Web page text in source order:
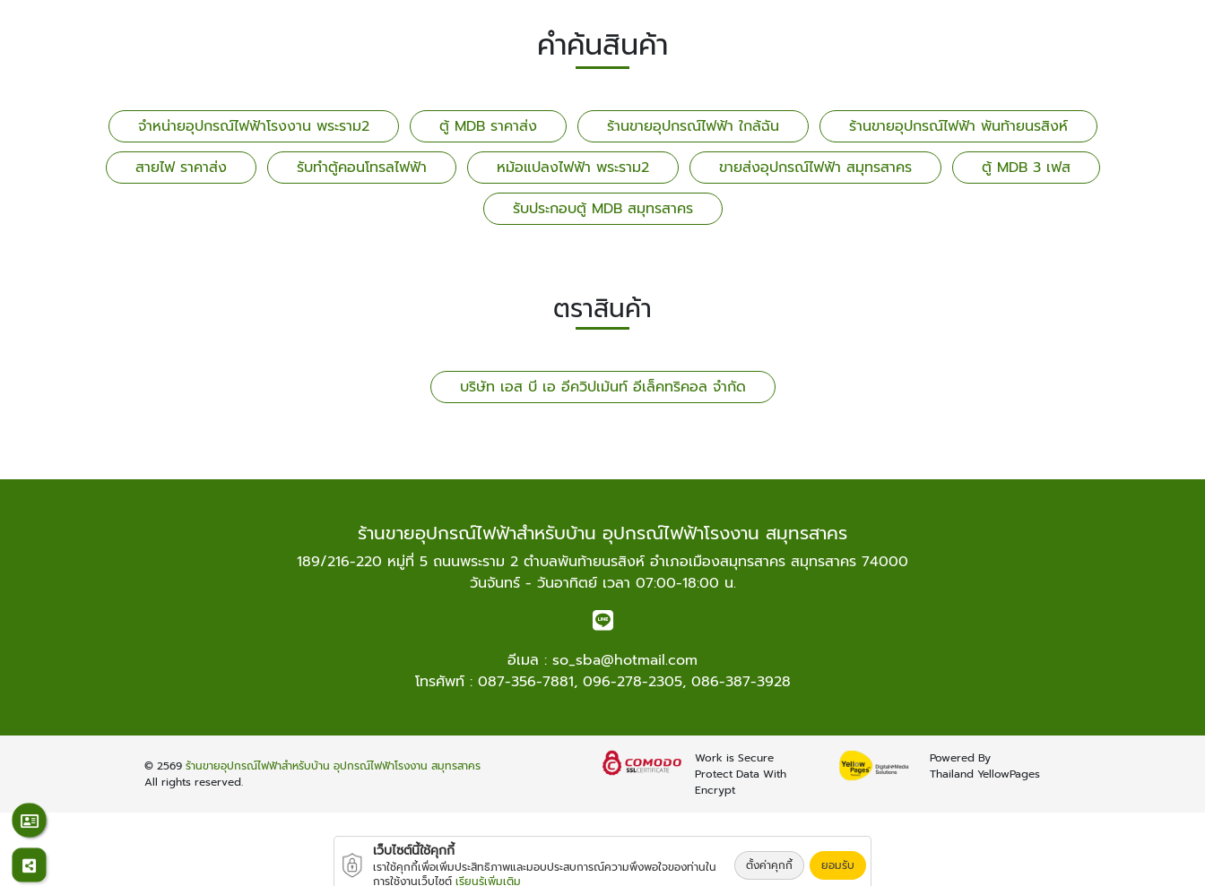
คำค้นสินค้า
จำหน่ายอุปกรณ์ไฟฟ้าโรงงาน พระราม2 ตู้ MDB ราคาส่ง ร้านขายอุปกรณ์ไฟฟ้า ใกล้ฉัน
ร้านขายอุปกรณ์ไฟฟ้า พันท้ายนรสิงห์
สายไฟ ราคาส่ง
รับทำตู้คอนโทรลไฟฟ้า หม้อแปลงไฟฟ้า พระราม2 ขายส่งอุปกรณ์ไฟฟ้า สมุทรสาคร
ตู้ MDB 3 เฟส
รับประกอบตู้ MDB สมุทรสาคร
ตราสินค้า
บริษัท เอส บี เอ อีควิปเม้นท์ อีเล็คทริคอล จำกัด
ร้านขายอุปกรณ์ไฟฟ้าสำหรับบ้าน อุปกรณ์ไฟฟ้าโรงงาน สมุทรสาคร
189/216-220 หมู่ที่ 5 ถนนพระราม 2 ตำบลพันท้ายนรสิงห์ อำเภอเมืองสมุทรสาคร สมุทรสาคร 74000
วันจันทร์ - วันอาทิตย์ เวลา 07:00-18:00 น.
อีเมล : so_sba@hotmail.com
โทรศัพท์ : 087-356-7881, 096-278-2305, 086-387-3928
© 2569ร้านขายอุปกรณ์ไฟฟ้าสำหรับบ้าน อุปกรณ์ไฟฟ้าโรงงาน สมุทรสาคร
All rights reserved.
Work is Secure
Protect Data With
Encrypt
Powered By
Thailand YellowPages
เว็บไซต์นี้ใช้คุกกี้
เราใช้คุกกี้เพื่อเพิ่มประสิทธิภาพและมอบประสบการณ์ความพึงพอใจของท่านใน
การใช้งานเว็บไซต์ เรียนรู้เพิ่มเติม
ตั้งค่าคุกกี้ ยอมรับ